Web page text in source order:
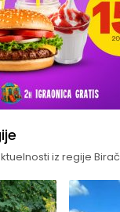
iz regije